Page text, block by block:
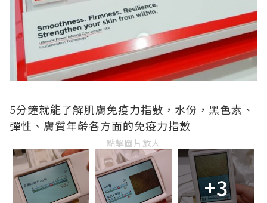
5分鐘就能了解肌膚免疫力指數，水份，黑色素、
彈性、膚質年齡各方面的免疫力指數
點擊圖片放大
+3